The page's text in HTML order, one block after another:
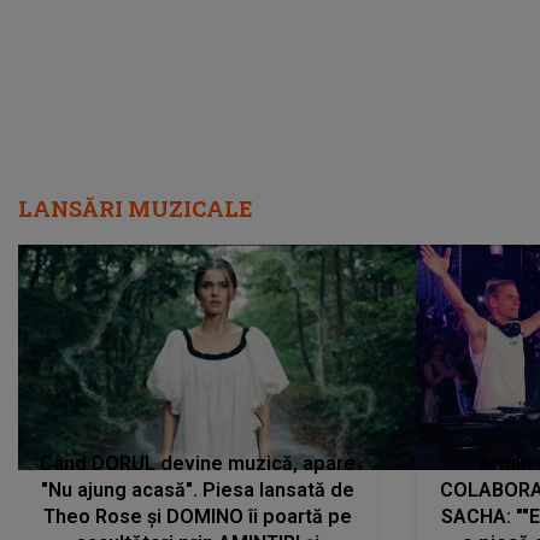
LANSĂRI MUZICALE
Când DORUL devine muzică, apare
"Nu ajung acasă". Piesa lansată de
Theo Rose și DOMINO îi poartă pe
SACHA: